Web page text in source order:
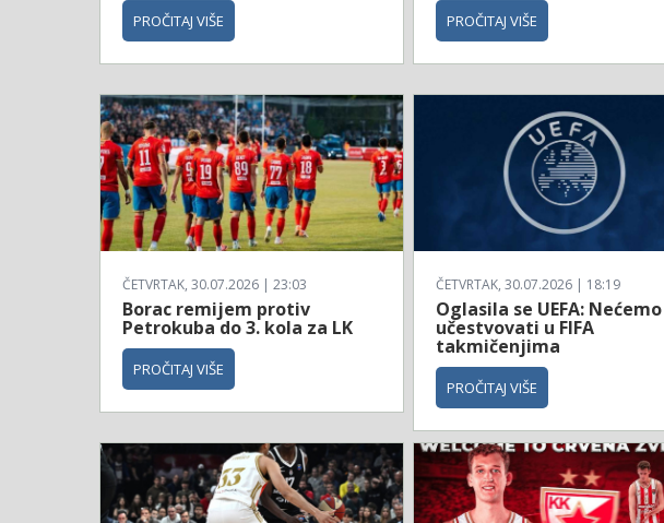
PROČITAJ VIŠE PROČITAJ VIŠE
ČETVRTAK, 30.07.2026 | 23:03
Borac remijem protiv
Petrokuba do 3. kola za LK
PROČITAJ VIŠE
ČETVRTAK, 30.07.2026 | 18:19
Oglasila se UEFA: Nećemo
učestvovati u FIFA
takmičenjima
PROČITAJ VIŠE